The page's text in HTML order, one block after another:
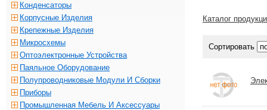
Каталог
Сортировать
Конденсаторы
Корпусные Изделия
Крепежные Изделия
Микросхемы
Оптоэлектронные Устройства
Паяльное Оборудование
Полупроводниковые Модули И Сборки
Приборы
Промышленная Мебель И Аксессуары